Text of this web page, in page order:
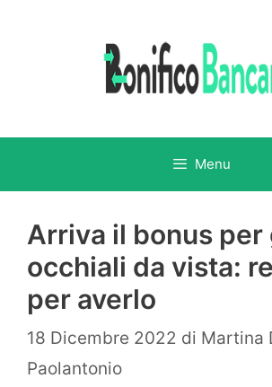
Menu
Arriva il bonus per
occhiali da vista:
per averlo
18 Dicembre 2022 di Martina
Paolantonio